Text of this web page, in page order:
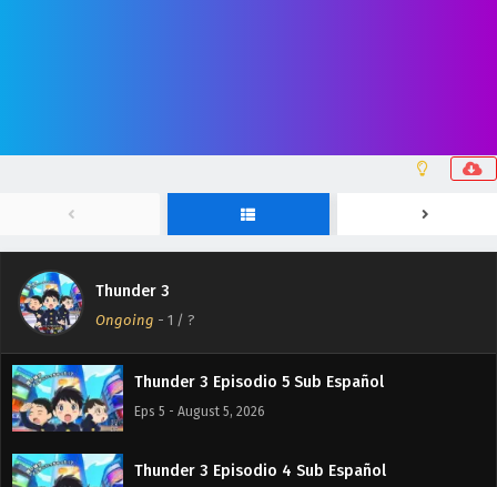
Thunder 3
Ongoing - 1 / ?
Thunder 3 Episodio 5 Sub Español
Eps 5 - August 5, 2026
Thunder 3 Episodio 4 Sub Español